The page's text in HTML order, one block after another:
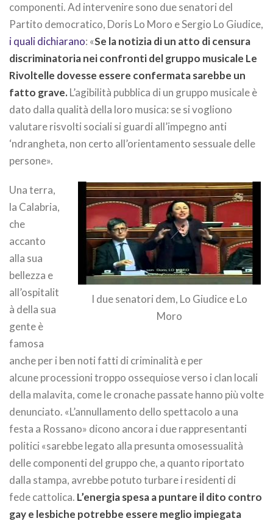
componenti. Ad intervenire sono due senatori del
Partito democratico, Doris Lo Moro e Sergio Lo Giudice,
i quali dichiarano: «Se la notizia di un atto di censura
discriminatoria nei confronti del gruppo musicale Le
Rivoltelle dovesse essere confermata sarebbe un
fatto grave.L’agibilità pubblica di un gruppo musicale è
dato dalla qualità della loro musica: se si vogliono
valutare risvolti sociali si guardi all’impegno anti
‘ndrangheta, non certo all’orientamento sessuale delle
persone».
I due senatori dem, Lo Giudice e Lo
Moro
Una terra,
la Calabria,
che
accanto
alla sua
bellezza e
all’ospitalit
à della sua
gente è
famosa
anche per i ben noti fatti di criminalità e per
alcune processioni troppo ossequiose verso i clan locali
della malavita, come le cronache passate hanno più volte
denunciato. «L’annullamento dello spettacolo a una
festa a Rossano» dicono ancora i due rappresentanti
politici «sarebbe legato alla presunta omosessualità
delle componenti del gruppo che, a quanto riportato
dalla stampa, avrebbe potuto turbare i residenti di
fede cattolica. L’energia spesa a puntare il dito contro
gay e lesbiche potrebbe essere meglio impiegata